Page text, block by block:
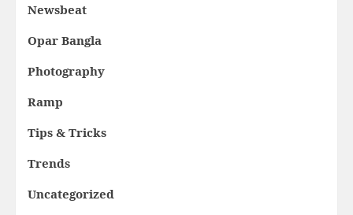
Newsbeat
Opar Bangla
Photography
Ramp
Tips & Tricks
Trends
Uncategorized